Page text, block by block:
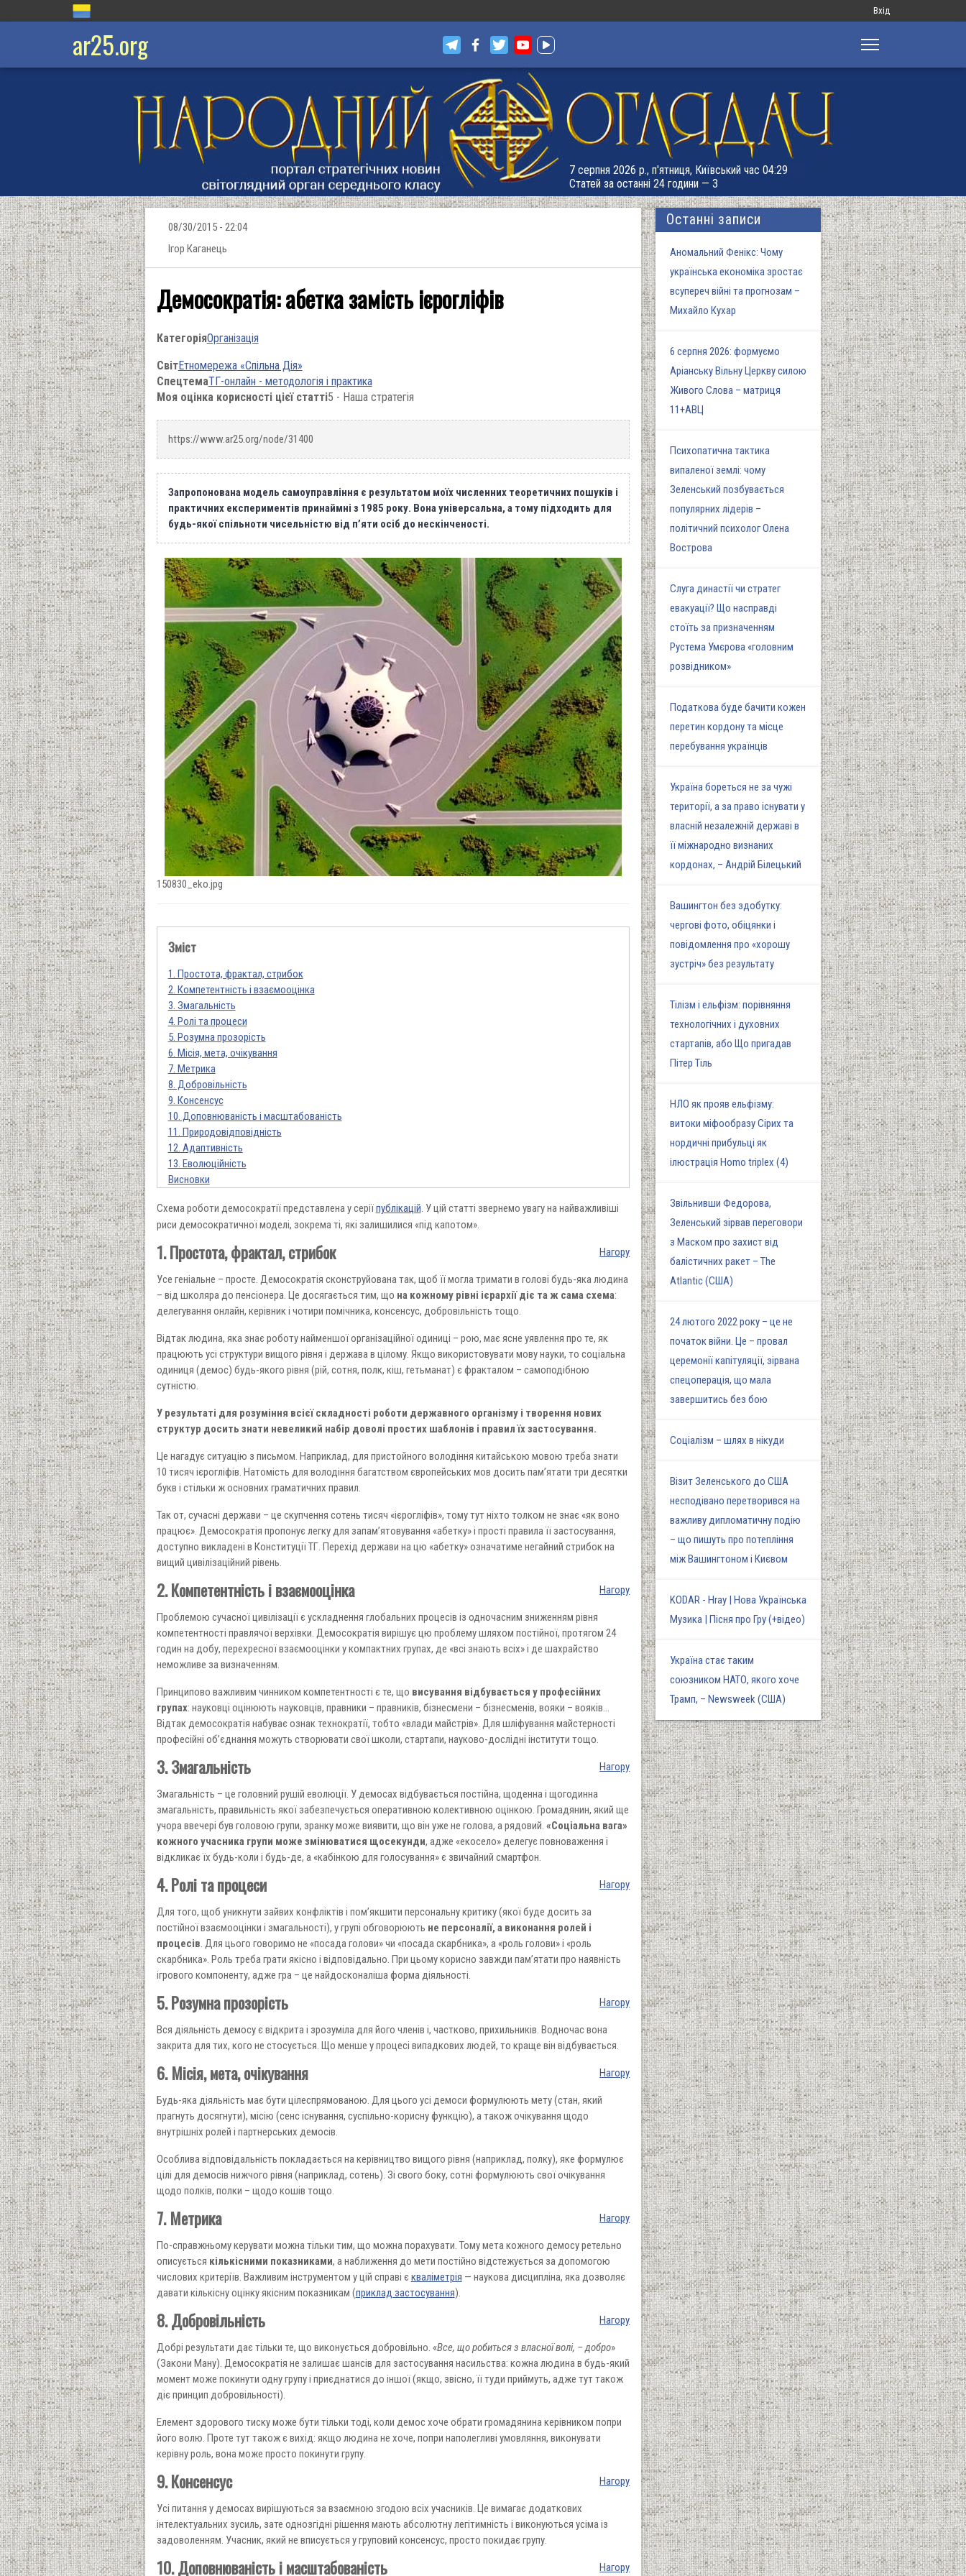
Меню
запису
Вхід
ar25.org
7 серпня 2026 р., п'ятниця, Київський час 04:29
Статей за останні 24 години — 3
08/30/2015 - 22:04
Ігор Каганець
Демосократія: абетка замість ієрогліфів
КатегоріяОрганізація
СвітЕтномережа «Спільна Дія»
СпецтемаТГ-онлайн - методологія і практика
Моя оцінка корисності цієї статті5 - Наша стратегія
https://www.ar25.org/node/31400
Запропонована модель самоуправління є результатом моїх численних теоретичних пошуків і
практичних експериментів принаймні з 1985 року. Вона універсальна, а тому підходить для
будь-якої спільноти чисельністю від п’яти осіб до нескінченості.
150830_eko.jpg
Зміст
1. Простота, фрактал, стрибок
2. Компетентність і взаємооцінка
3. Змагальність
4. Ролі та процеси
5. Розумна прозорість
6. Місія, мета, очікування
7. Метрика
8. Добровільність
9. Консенсус
10. Доповнюваність і масштабованість
11. Природовідповідність
12. Адаптивність
13. Еволюційність
Висновки
Схема роботи демосократії представлена у серіїпублікацій. У цій статті звернемо увагу на найважливіші
риси демосократичної моделі, зокрема ті, які залишилися «під капотом».
Нагору
1. Простота, фрактал, стрибок
Усе геніальне – просте. Демосократія сконструйована так, щоб її могла тримати в голові будь-яка людина
– від школяра до пенсіонера. Це досягається тим, що на кожному рівні ієрархії діє та ж сама схема:
делегування онлайн, керівник і чотири помічника, консенсус, добровільність тощо.
Відтак людина, яка знає роботу найменшої організаційної одиниці – рою, має ясне уявлення про те, як
працюють усі структури вищого рівня і держава в цілому. Якщо використовувати мову науки, то соціальна
одиниця (демос) будь-якого рівня (рій, сотня, полк, кіш, гетьманат) є фракталом – самоподібною
сутністю.
У результаті для розуміння всієї складності роботи державного організму і творення нових
структур досить знати невеликий набір доволі простих шаблонів і правил їх застосування.
Це нагадує ситуацію з письмом. Наприклад, для пристойного володіння китайською мовою треба знати
10 тисяч ієрогліфів. Натомість для володіння багатством європейських мов досить пам’ятати три десятки
букв і стільки ж основних граматичних правил.
Так от, сучасні держави – це скупчення сотень тисяч «ієрогліфів», тому тут ніхто толком не знає «як воно
працює». Демосократія пропонує легку для запам’ятовування «абетку» і прості правила її застосування,
доступно викладені в Конституції ТГ. Перехід держави на цю «абетку» означатиме негайний стрибок на
вищий цивілізаційний рівень.
Нагору
2. Компетентність і взаємооцінка
Проблемою сучасної цивілізації є ускладнення глобальних процесів із одночасним зниженням рівня
компетентності правлячої верхівки. Демосократія вирішує цю проблему шляхом постійної, протягом 24
годин на добу, перехресної взаємооцінки у компактних групах, де «всі знають всіх» і де шахрайство
неможливе за визначенням.
Принципово важливим чинником компетентності є те, що висування відбувається у професійних
групах: науковці оцінюють науковців, правники – правників, бізнесмени – бізнесменів, вояки – вояків...
Відтак демосократія набуває ознак технократії, тобто «влади майстрів». Для шліфування майстерності
професійні об’єднання можуть створювати свої школи, стартапи, науково-дослідні інститути тощо.
Нагору
3. Змагальність
Змагальність – це головний рушій еволюції. У демосах відбувається постійна, щоденна і щогодинна
змагальність, правильність якої забезпечується оперативною колективною оцінкою. Громадянин, який ще
учора ввечері був головою групи, зранку може виявити, що він уже не голова, а рядовий. «Соціальна вага»
кожного учасника групи може змінюватися щосекунди, адже «екосело» делегує повноваження і
відкликає їх будь-коли і будь-де, а «кабінкою для голосування» є звичайний смартфон.
Нагору
4. Ролі та процеси
Для того, щоб уникнути зайвих конфліктів і пом’якшити персональну критику (якої буде досить за
постійної взаємооцінки і змагальності), у групі обговорюють не персоналії, а виконання ролей і
процесів. Для цього говоримо не «посада голови» чи «посада скарбника», а «роль голови» і «роль
скарбника». Роль треба грати якісно і відповідально. При цьому корисно завжди пам’ятати про наявність
ігрового компоненту, адже гра – це найдосконаліша форма діяльності.
Нагору
5. Розумна прозорість
Вся діяльність демосу є відкрита і зрозуміла для його членів і, частково, прихильників. Водночас вона
закрита для тих, кого не стосується. Що менше у процесі випадкових людей, то краще він відбувається.
Нагору
6. Місія, мета, очікування
Будь-яка діяльність має бути цілеспрямованою. Для цього усі демоси формулюють мету (стан, який
прагнуть досягнути), місію (сенс існування, суспільно-корисну функцію), а також очікування щодо
внутрішніх ролей і партнерських демосів.
Особлива відповідальність покладається на керівництво вищого рівня (наприклад, полку), яке формулює
цілі для демосів нижчого рівня (наприклад, сотень). Зі свого боку, сотні формулюють свої очікування
щодо полків, полки – щодо кошів тощо.
Нагору
7. Метрика
По-справжньому керувати можна тільки тим, що можна порахувати. Тому мета кожного демосу ретельно
описується кількісними показниками, а наближення до мети постійно відстежується за допомогою
числових критеріїв. Важливим інструментом у цій справі єкваліметрія — наукова дисципліна, яка дозволяє
давати кількісну оцінку якісним показникам (приклад застосування).
Нагору
8. Добровільність
Добрі результати дає тільки те, що виконується добровільно. «Все, що робиться з власної волі, – добро»
(Закони Ману). Демосократія не залишає шансів для застосування насильства: кожна людина в будь-який
момент може покинути одну групу і приєднатися до іншої (якщо, звісно, її туди приймуть, адже тут також
діє принцип добровільності).
Елемент здорового тиску може бути тільки тоді, коли демос хоче обрати громадянина керівником попри
його волю. Проте тут також є вихід: якщо людина не хоче, попри наполегливі умовляння, виконувати
керівну роль, вона може просто покинути групу.
Нагору
9. Консенсус
Усі питання у демосах вирішуються за взаємною згодою всіх учасників. Це вимагає додаткових
інтелектуальних зусиль, зате однозгідні рішення мають абсолютну легітимність і виконуються усіма із
задоволенням. Учасник, який не вписується у груповий консенсус, просто покидає групу.
Нагору
10. Доповнюваність і масштабованість
Останні записи
Аномальний Фенікс: Чому
українська економіка зростає
всупереч війні та прогнозам –
Михайло Кухар
6 серпня 2026: формуємо
Аріанську Вільну Церкву силою
Живого Слова – матриця
11+АВЦ
Психопатична тактика
випаленої землі: чому
Зеленський позбувається
популярних лідерів –
політичний психолог Олена
Вострова
Слуга династії чи стратег
евакуації? Що насправді
стоїть за призначенням
Рустема Умєрова «головним
розвідником»
Податкова буде бачити кожен
перетин кордону та місце
перебування українців
Україна бореться не за чужі
території, а за право існувати у
власній незалежній державі в
її міжнародно визнаних
кордонах, – Андрій Білецький
Вашингтон без здобутку:
чергові фото, обіцянки і
повідомлення про «хорошу
зустріч» без результату
Тілізм і ельфізм: порівняння
технологічних і духовних
стартапів, або Що пригадав
Пітер Тіль
НЛО як прояв ельфізму:
витоки міфообразу Сірих та
нордичні прибульці як
ілюстрація Homo triplex (4)
Звільнивши Федорова,
Зеленський зірвав переговори
з Маском про захист від
балістичних ракет – The
Atlantic (США)
24 лютого 2022 року – це не
початок війни. Це – провал
церемонії капітуляції, зірвана
спецоперація, що мала
завершитись без бою
Соціалізм – шлях в нікуди
Візит Зеленського до США
несподівано перетворився на
важливу дипломатичну подію
– що пишуть про потепління
між Вашингтоном і Києвом
KODAR - Hray | Нова Українська
Музика | Пісня про Гру (+відео)
Україна стає таким
союзником НАТО, якого хоче
Трамп, – Newsweek (США)